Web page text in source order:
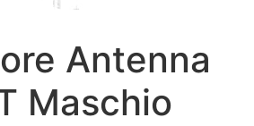
Antenna
Maschio